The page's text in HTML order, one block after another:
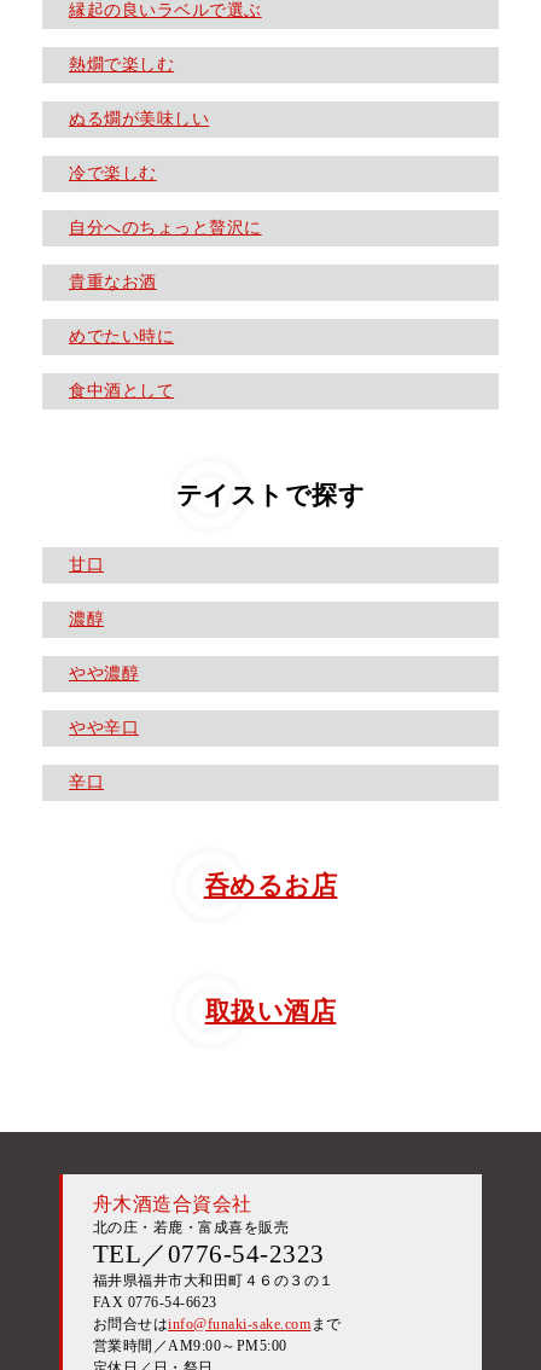
縁起の良いラベルで選ぶ
熱燗で楽しむ
ぬる燗が美味しい
冷で楽しむ
自分へのちょっと贅沢に
貴重なお酒
めでたい時に
食中酒として
テイストで探す
甘口
濃醇
やや濃醇
やや辛口
辛口
呑めるお店
取扱い酒店
舟木酒造合資会社
北の庄・若鹿・富成喜を販売
TEL／0776-54-2323
福井県福井市大和田町４６の３の１
FAX 0776-54-6623
お問合せはinfo@funaki-sake.com まで
営業時間／AM9:00～PM5:00